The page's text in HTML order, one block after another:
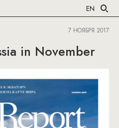
EN
7 НОЯБРЯ 2017
in November